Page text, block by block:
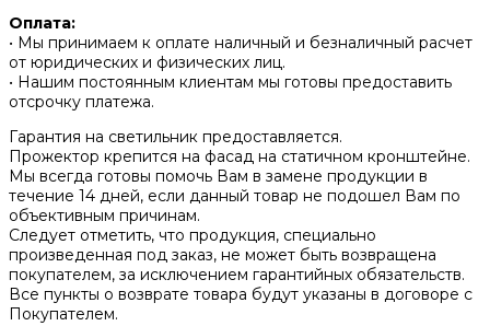
Оплата:
• Мы принимаем к оплате наличный и безналичный расчет
от юридических и физических лиц.
• Нашим постоянным клиентам мы готовы предоставить
отсрочку платежа.
Гарантия на светильник предоставляется.
Прожектор крепится на фасад на статичном кронштейне.
Мы всегда готовы помочь Вам в замене продукции в
течение 14 дней, если данный товар не подошел Вам по
объективным причинам.
Следует отметить, что продукция, специально
произведенная под заказ, не может быть возвращена
покупателем, за исключением гарантийных обязательств.
Все пункты о возврате товара будут указаны в договоре с
Покупателем.